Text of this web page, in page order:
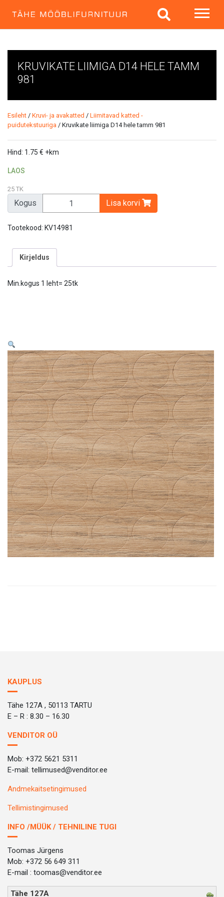
KRUVIKATE LIIMIGA D14 HELE TAMM
981
Esileht / Kruvi- ja avakatted / Liimitavad katted -
puidutekstuuriga / Kruvikate liimiga D14 hele tamm 981
Hind: 1.75 € +km
LAOS
25 TK
Kogus Lisa korvi
Tootekood: KV14981
Kirjeldus
Min.kogus 1 leht= 25tk
KAUPLUS
Tähe 127A , 50113 TARTU
E – R : 8.30 – 16.30
VENDITOR OÜ
Mob: +372 5621 5311
E-mail: tellimused@venditor.ee
Andmekaitsetingimused
Tellimistingimused
INFO /MÜÜK / TEHNILINE TUGI
Toomas Jürgens
Mob: +372 56 649 311
E-mail : toomas@venditor.ee
Tähe 127A